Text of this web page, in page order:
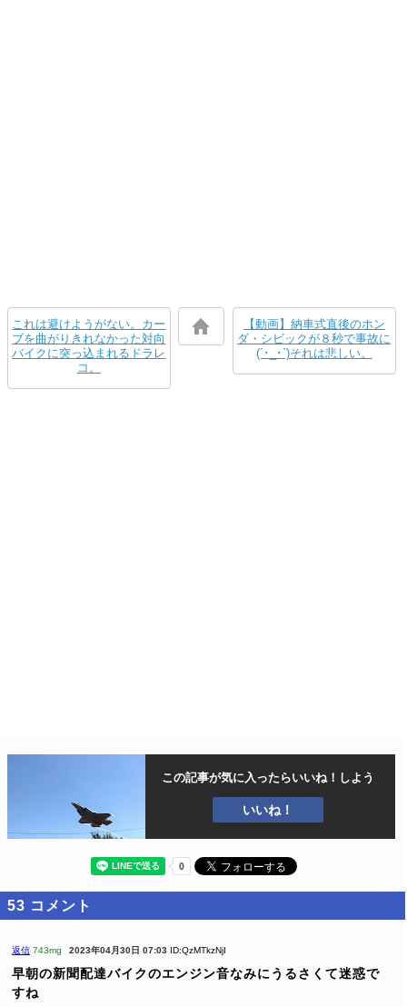
これは避けようがない。カー
ブを曲がりきれなかった対向
バイクに突っ込まれるドラレ
コ。
【動画】納車式直後のホン
ダ・シビックが８秒で事故に
(´･_･`)それは悲しい。
この記事が気に入ったらいいね！しよう
いいね！
53 コメント
返信 743mg 2023年04月30日 07:03 ID:QzMTkzNjI
早朝の新聞配達バイクのエンジン音なみにうるさくて迷惑で
すね